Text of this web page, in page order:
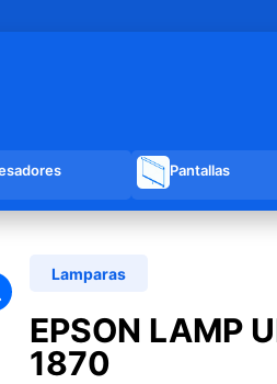
Pantallas
Lamparas
EPSON LAMP
1870